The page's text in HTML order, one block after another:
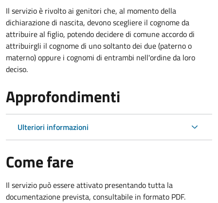
Il servizio è rivolto ai genitori che, al momento della
dichiarazione di nascita, devono scegliere il cognome da
attribuire al figlio, potendo decidere di comune accordo di
attribuirgli il cognome di uno soltanto dei due (paterno o
materno) oppure i cognomi di entrambi nell'ordine da loro
deciso.
Approfondimenti
Ulteriori informazioni
Come fare
Il servizio può essere attivato presentando tutta la
documentazione prevista, consultabile in formato PDF.